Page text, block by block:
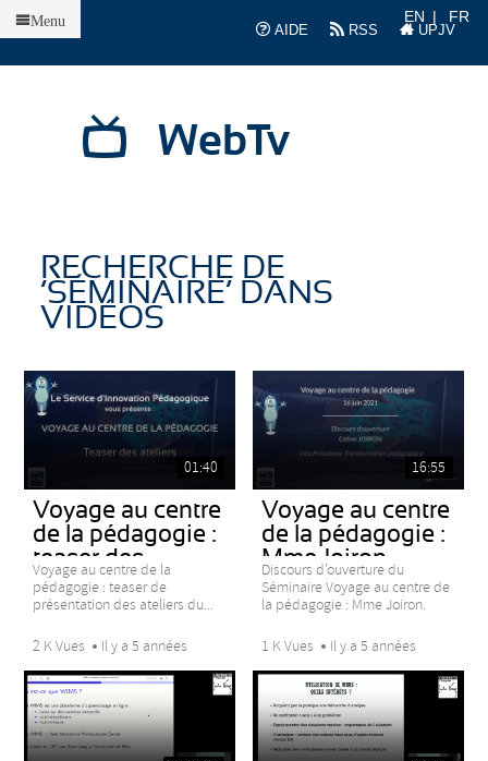
AIDE
RSS UPJV
EN FR
WebTv
Menu
RECHERCHE DE
’SÉMINAIRE’ DANS
VIDÉOS
01:40
Voyage au centre
de la pédagogie :
teaser des...
Voyage au centre de la
pédagogie : teaser de
présentation des ateliers du...
2 K Vues Il y a 5 années
16:55
Voyage au centre
de la pédagogie :
Mme Joiron
Discours d’ouverture du
Séminaire Voyage au centre de
la pédagogie : Mme Joiron.
1 K Vues Il y a 5 années